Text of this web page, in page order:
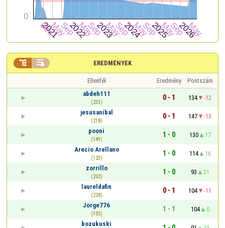
EREDMÉNYEK
 
Ellenfél Eredmény
Pontszám
abdeh111
(233)
0 - 1 134
-12
jesusanibal
(218)
0 - 1 147
-13
pooni
(149)
1 - 0 130
17
Arecio Arellano
(123)
1 - 0 114
16
zorrillo
(202)
1 - 0 93
21
laureldafin
(228)
0 - 1 104
-11
Jorge776
(105)
1 - 1 104
0
bozukuski